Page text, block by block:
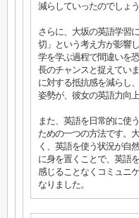
減らしていったのでしょう
さらに、大坂の英語学習
切」という考え方が影響
学を学ぶ過程で間違いを
長のチャンスと捉えてい
に対する抵抗感を減らし
姿勢が、彼女の英語力向
また、英語を日常的に使
ための一つの方法です。
く、英語を使う状況が自
に身を置くことで、英語
感じることなくコミュニ
なりました。